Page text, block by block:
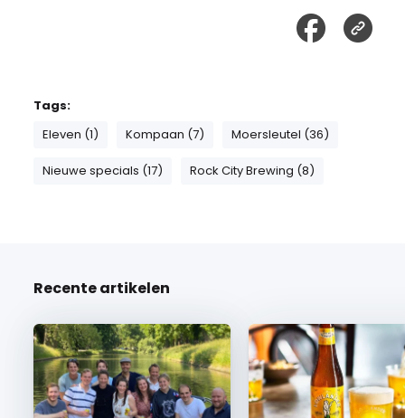
Tags:
Eleven (1)
Kompaan (7) Moersleutel (36)
Nieuwe specials (17) Rock City Brewing (8)
Recente artikelen